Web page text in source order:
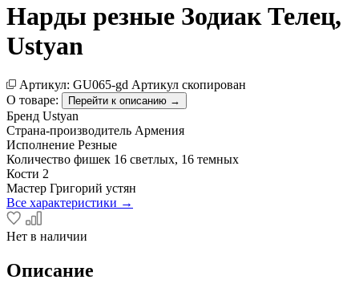
Нарды резные Зодиак Телец,
Ustyan
Артикул: GU065-gd Артикул скопирован
О товаре:
Перейти к описанию →
Бренд Ustyan
Страна-производитель Армения
Исполнение Резные
Количество фишек 16 светлых, 16 темных
Кости 2
Мастер Григорий устян
Все характеристики →
Нет в наличии
Описание